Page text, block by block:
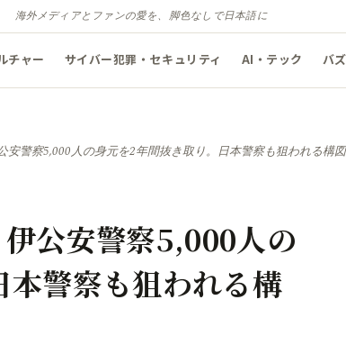
海外メディアとファンの愛を、脚色なしで日本語に
チャー サイバー犯罪・セキュリティ AI・テック バ
安警察5,000人の身元を2年間抜き取り。日本警察も狙われる構図
伊公安警察5,000人の
警察も狙われる構